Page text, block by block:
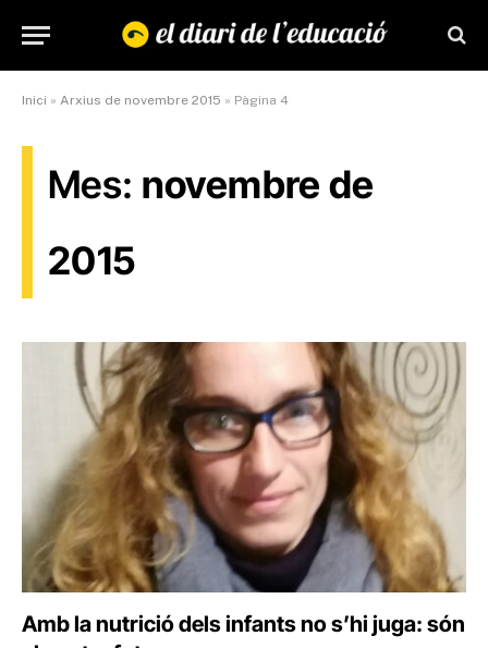
Inici » Arxius de novembre 2015 » Pàgina 4
Mes: novembre de
2015
Amb la nutrició dels infants no s’hi juga: són